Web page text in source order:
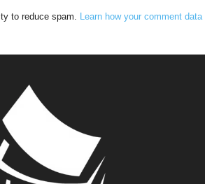
to reduce spam.
Learn how your comment data